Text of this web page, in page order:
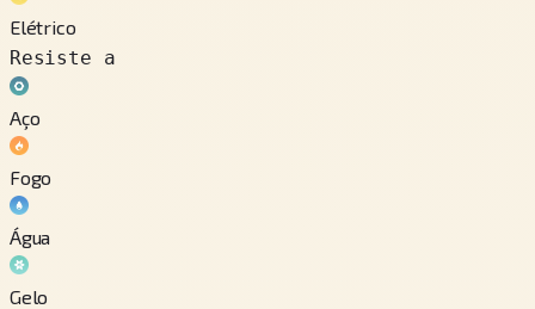
Elétrico
Resiste a
Aço
Fogo
Água
Gelo